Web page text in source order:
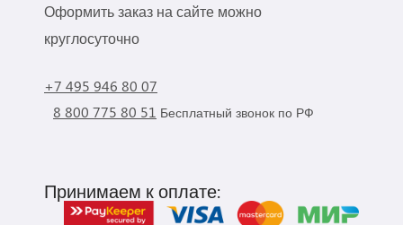
Оформить заказ на сайте можно
круглосуточно
+7 495 946 80 07
8 800 775 80 51 Бесплатный звонок по РФ
Принимаем к оплате: